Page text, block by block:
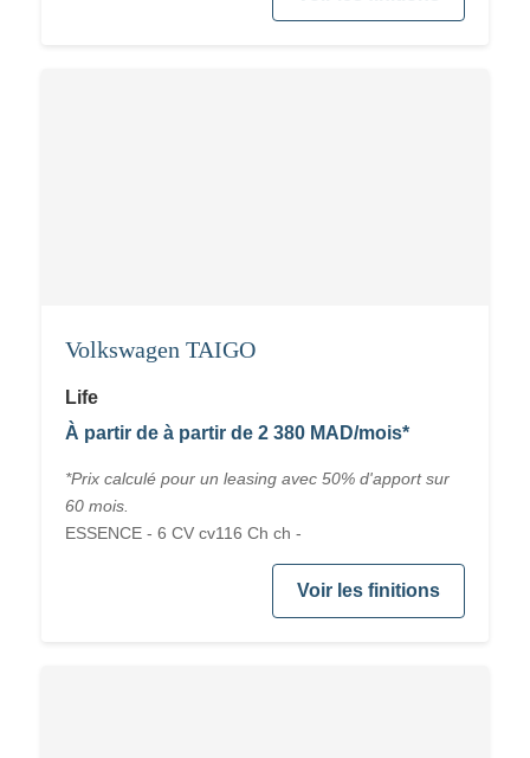
Volkswagen TAIGO
Life
À partir de à partir de 2 380 MAD/mois*
*Prix calculé pour un leasing avec 50% d'apport sur
60 mois.
ESSENCE - 6 CV cv116 Ch ch -
Voir les finitions